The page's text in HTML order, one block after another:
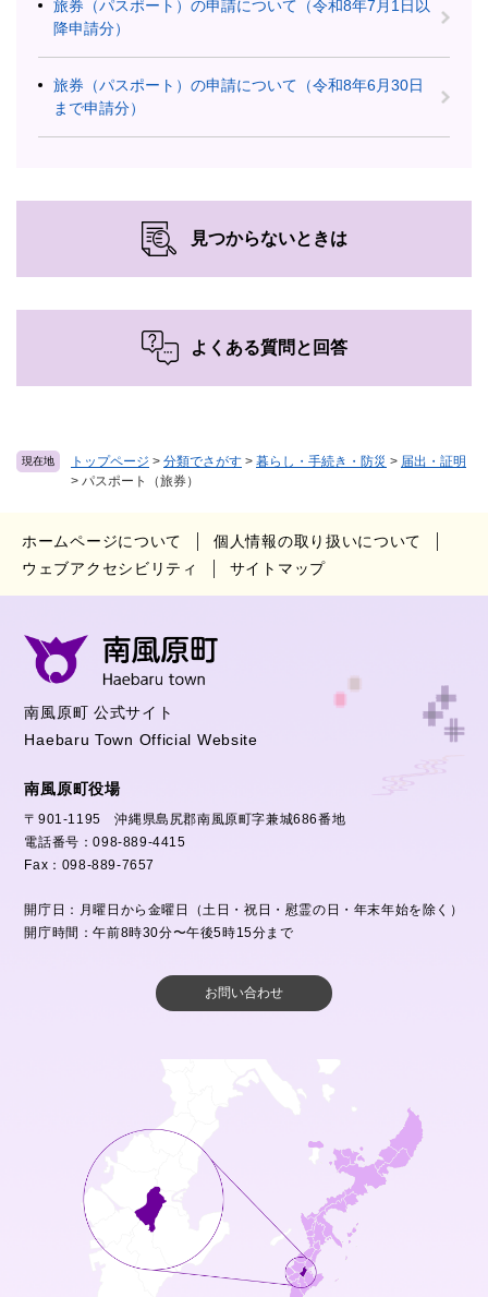
現在地 トップページ > 分類でさがす > 暮らし・手続き・防災 > 届出・証明
> パスポート（旅券）
旅券（パスポート）の申請について（令和8年7月1日以
降申請分）
旅券（パスポート）の申請について（令和8年6月30日
まで申請分）
見つからないときは
よくある質問と回答
ホームページについて
個人情報の取り扱いについて
ウェブアクセシビリティ
サイトマップ
南風原町 公式サイト
Haebaru Town Official Website
南風原町役場
〒901-1195 沖縄県島尻郡南風原町字兼城686番地
電話番号：098-889-4415
Fax：098-889-7657
開庁日：月曜日から金曜日（土日・祝日・慰霊の日・年末年始を除く）
開庁時間：午前8時30分〜午後5時15分まで
お問い合わせ